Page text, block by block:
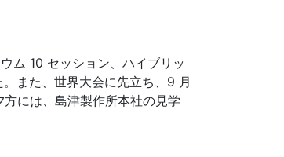
ム 10 セッション、ハイブリッ
また、世界大会に先立ち、9 月
には、島津製作所本社の見学